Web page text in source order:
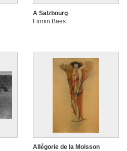
A Salzbourg
Firmin Baes
Allégorie de la Moisson